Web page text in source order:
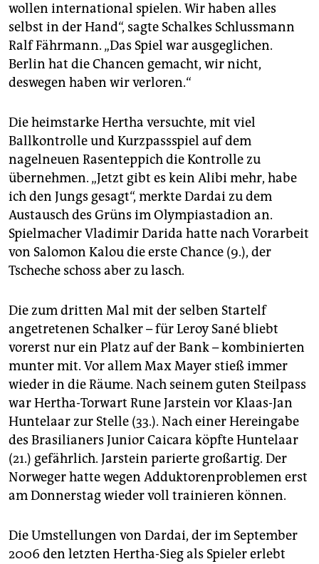
wollen international spielen. Wir haben alles
selbst in der Hand“, sagte Schalkes Schlussmann
Ralf Fährmann. „Das Spiel war ausgeglichen.
Berlin hat die Chancen gemacht, wir nicht,
deswegen haben wir verloren.“
Die heimstarke Hertha versuchte, mit viel
Ballkontrolle und Kurzpassspiel auf dem
nagelneuen Rasenteppich die Kontrolle zu
übernehmen. „Jetzt gibt es kein Alibi mehr, habe
ich den Jungs gesagt“, merkte Dardai zu dem
Austausch des Grüns im Olympiastadion an.
Spielmacher Vladimir Darida hatte nach Vorarbeit
von Salomon Kalou die erste Chance (9.), der
Tscheche schoss aber zu lasch.
Die zum dritten Mal mit der selben Startelf
angetretenen Schalker – für Leroy Sané bliebt
vorerst nur ein Platz auf der Bank – kombinierten
munter mit. Vor allem Max Mayer stieß immer
wieder in die Räume. Nach seinem guten Steilpass
war Hertha-Torwart Rune Jarstein vor Klaas-Jan
Huntelaar zur Stelle (33.). Nach einer Hereingabe
des Brasilianers Junior Caicara köpfte Huntelaar
(21.) gefährlich. Jarstein parierte großartig. Der
Norweger hatte wegen Adduktorenproblemen erst
am Donnerstag wieder voll trainieren können.
Die Umstellungen von Dardai, der im September
2006 den letzten Hertha-Sieg als Spieler erlebt